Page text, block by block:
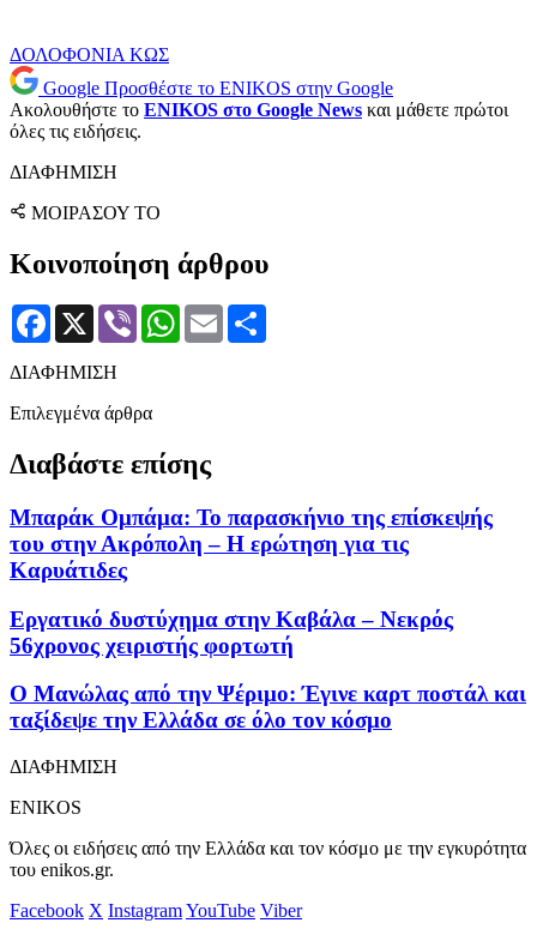
ΔΟΛΟΦΟΝΙΑ ΚΩΣ
Google Προσθέστε το ENIKOS στην Google
Ακολουθήστε το ENIKOS στο Google News και μάθετε πρώτοι
όλες τις ειδήσεις.
ΔΙΑΦΗΜΙΣΗ
ΜΟΙΡΑΣΟΥ ΤΟ
Κοινοποίηση άρθρου
Facebook
X Viber WhatsApp
Email
ΔΙΑΦΗΜΙΣΗ
Επιλεγμένα άρθρα
Διαβάστε επίσης
Μπαράκ Ομπάμα: Το παρασκήνιο της επίσκεψής
του στην Ακρόπολη – Η ερώτηση για τις
Καρυάτιδες
Εργατικό δυστύχημα στην Καβάλα – Νεκρός
56χρονος χειριστής φορτωτή
Ο Μανώλας από την Ψέριμο: Έγινε καρτ ποστάλ και
ταξίδεψε την Ελλάδα σε όλο τον κόσμο
ΔΙΑΦΗΜΙΣΗ
ENIKOS
Όλες οι ειδήσεις από την Ελλάδα και τον κόσμο με την εγκυρότητα
του enikos.gr.
Facebook X InstagramYouTube Viber